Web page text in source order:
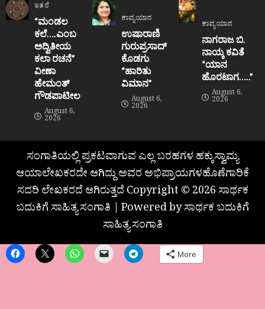
ಇತರೆ
“ಮಂಡಲ
ಕಲೆ….ಎಂಬ
ಅದ್ವಿತೀಯ
ಕಲಾ ರಚನೆ”‌
ವೀಣಾ
ಹೇಮಂತ್‌
ಗೌಡಪಾಟೀಲ
August 6,
2026
ಕಾವ್ಯಯಾನ
ಉಷಾರಾಣಿ
ಗುರುಪ್ರಸಾದ್
ಕೊಡಗು
“ಹಾರಿತು
ವಿಮಾನ”
August 6,
2026
ಕಾವ್ಯಯಾನ
ನಾಗರಾಜ ಬಿ.
ನಾಯ್ಕ ಕವಿತೆ
“ಯಾನ
ಹೊರಟಾಗ…..”
August 6,
2026
ಸಂಗಾತಿಯಲ್ಲಿ ಪ್ರಕಟವಾಗುವ ಎಲ್ಲ ಬರಹಗಳ ಹಕ್ಕುಸ್ವಾಮ್ಯ
ಆಯಾಲೇಖಕರದೇ ಆಗಿದ್ದು ಅವರ ಅಭಿಪ್ರಾಯಗಳಹೊಣೆಗಾರಿಕೆ
ಸದರಿ ಲೇಖಕರದೆ ಆಗಿರುತ್ತದೆ Copyright © 2026 ಸಾರ್ಥಕ
ಬದುಕಿಗೆ ಸಾಹಿತ್ಯ ಸಂಗಾತಿ | Powered by ಸಾರ್ಥಕ ಬದುಕಿಗೆ
ಸಾಹಿತ್ಯ ಸಂಗಾತಿ
More